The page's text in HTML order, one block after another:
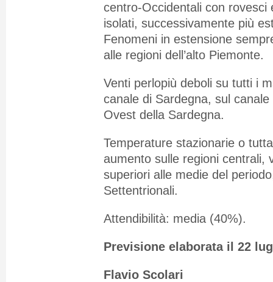
centro-Occidentali con rovesci
isolati, successivamente più
Fenomeni in estensione
alle regioni dell’alto Piemonte.
Venti perlopiù deboli su tutti i
canale di Sardegna, sul
Ovest della Sardegna.
Temperature stazionarie o
aumento sulle regioni centrali,
superiori alle medie del
Settentrionali.
Attendibilità: media (40%).
Previsione elaborata il 22
Flavio Scolari